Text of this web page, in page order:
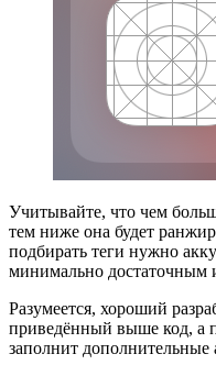
Учитывайте, что чем
тем ниже она будет
подбирать теги нужно
минимально достаточным
Разумеется, хороший
приведённый выше код, а
заполнит